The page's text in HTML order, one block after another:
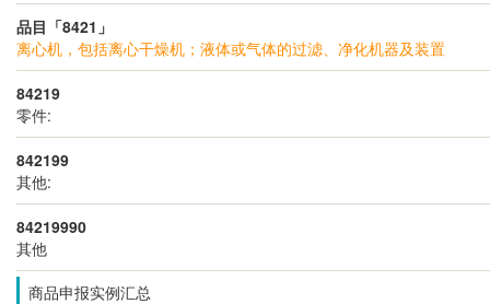
品目「8421」
离心机，包括离心干燥机；液体或气体的过滤、净化机器及装置
84219
零件:
842199
其他:
84219990
其他
商品申报实例汇总